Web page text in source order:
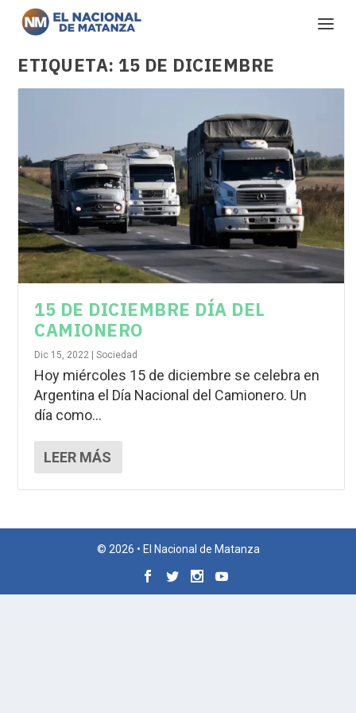
ETIQUETA: 15 DE DICIEMBRE
15 DE DICIEMBRE DÍA DEL
CAMIONERO
Dic 15, 2022 |Sociedad
Hoy miércoles 15 de diciembre se celebra en
Argentina el Día Nacional del Camionero. Un
día como...
LEER MÁS
© 2026 • El Nacional de Matanza